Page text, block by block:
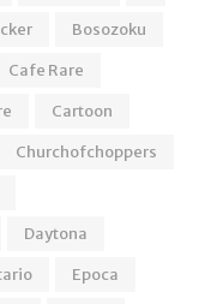
Bosozoku
Cafe Rare
Cartoon
Churchofchoppers
Daytona
Epoca